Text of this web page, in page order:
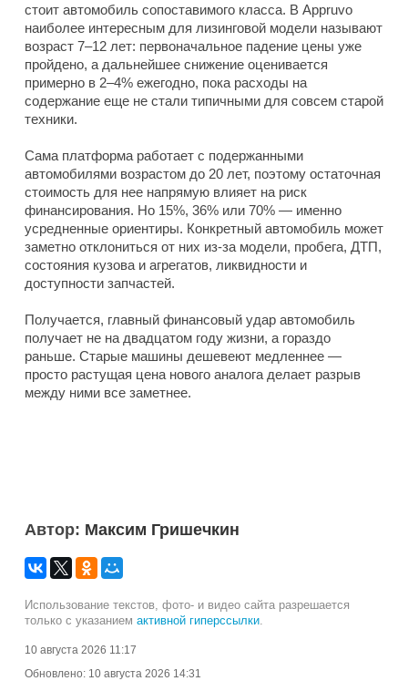
стоит автомобиль сопоставимого класса. В Appruvo
наиболее интересным для лизинговой модели называют
возраст 7–12 лет: первоначальное падение цены уже
пройдено, а дальнейшее снижение оценивается
примерно в 2–4% ежегодно, пока расходы на
содержание еще не стали типичными для совсем старой
техники.
Сама платформа работает с подержанными
автомобилями возрастом до 20 лет, поэтому остаточная
стоимость для нее напрямую влияет на риск
финансирования. Но 15%, 36% или 70% — именно
усредненные ориентиры. Конкретный автомобиль может
заметно отклониться от них из-за модели, пробега, ДТП,
состояния кузова и агрегатов, ликвидности и
доступности запчастей.
Получается, главный финансовый удар автомобиль
получает не на двадцатом году жизни, а гораздо
раньше. Старые машины дешевеют медленнее —
просто растущая цена нового аналога делает разрыв
между ними все заметнее.
Автор: Максим Гришечкин
Использование текстов, фото- и видео сайта разрешается
только с указанием активной гиперссылки
10 августа 2026 11:17
Обновлено: 10 августа 2026 14:31